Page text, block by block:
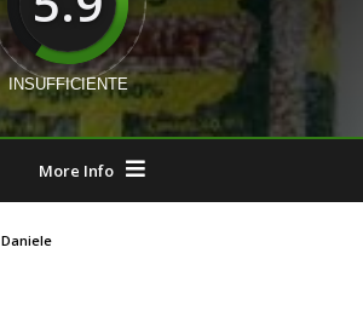
INSUFFICIENTE
More Info
Daniele